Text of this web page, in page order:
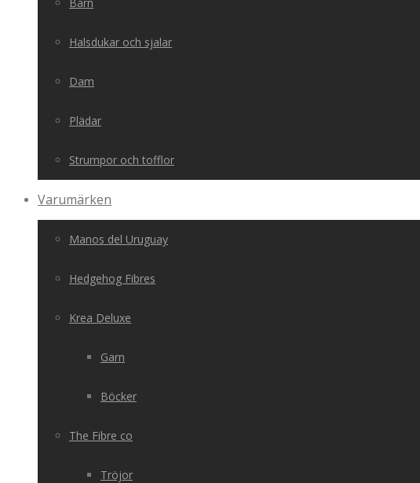
Halsdukar och sjalar
Dam
Plädar
Strumpor och tofflor
Varumärken
Manos del Uruguay
Hedgehog Fibres
Krea Deluxe
Garn
Böcker
The Fibre co
Tröjor